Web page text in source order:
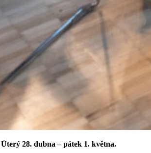
Úterý 28. dubna – pátek 1. května.